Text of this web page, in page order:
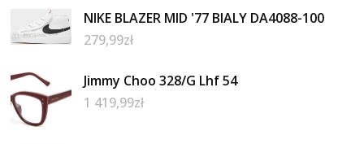
NIKE BLAZER MID '77 BIALY DA4088-100
279,99zł
Jimmy Choo 328/G Lhf 54
1 419,99zł